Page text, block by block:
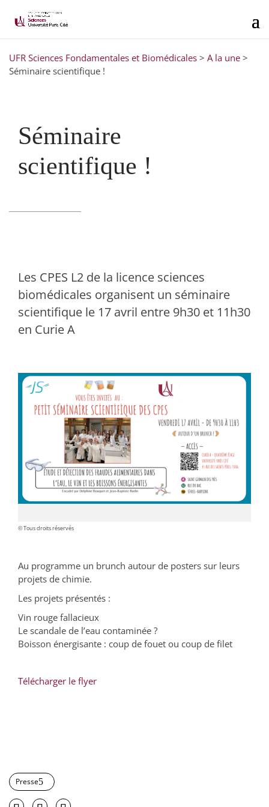
UFR Sciences Fondamentales et Biomédicales > A la une >
Séminaire scientifique !
Séminaire
scientifique !
Les CPES L2 de la licence sciences
biomédicales organisent un séminaire
scientifique le 17 avril entre 9h30 et 11h30
en Curie A
© Tous droits réservés
Au programme un brunch autour de posters sur leurs
projets de chimie.
Les projets présentés :
Vin rouge fallacieux
Le scandale de l’eau contaminée ?
Boisson énergisante : coup de fouet ou coup de filet
Télécharger le flyer
Presse